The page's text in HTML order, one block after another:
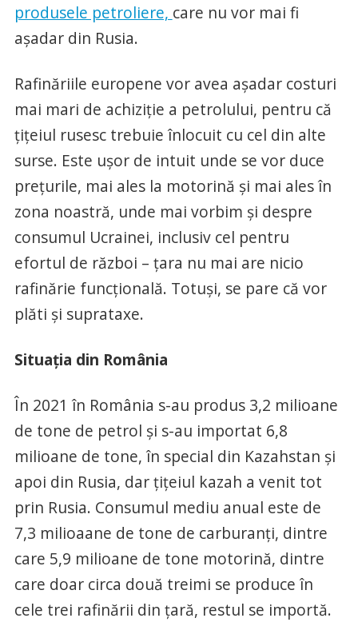
produsele petroliere, care nu vor mai fi
așadar din Rusia.
Rafinăriile europene vor avea așadar costuri
mai mari de achiziție a petrolului, pentru că
țițeiul rusesc trebuie înlocuit cu cel din alte
surse. Este ușor de intuit unde se vor duce
prețurile, mai ales la motorină și mai ales în
zona noastră, unde mai vorbim și despre
consumul Ucrainei, inclusiv cel pentru
efortul de război – țara nu mai are nicio
rafinărie funcțională. Totuși, se pare că vor
plăti și suprataxe.
Situația din România
În 2021 în România s-au produs 3,2 milioane
de tone de petrol și s-au importat 6,8
milioane de tone, în special din Kazahstan și
apoi din Rusia, dar țițeiul kazah a venit tot
prin Rusia. Consumul mediu anual este de
7,3 milioaane de tone de carburanți, dintre
care 5,9 milioane de tone motorină, dintre
care doar circa două treimi se produce în
cele trei rafinării din țară, restul se importă.